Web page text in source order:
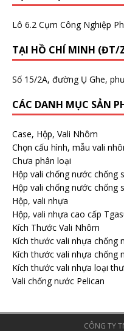
Lô 6.2 Cụm Công Nghiệp
TẠI HỒ CHÍ MINH (ĐT/
Số 15/2A, đường Ụ Ghe,
CÁC DANH MỤC SẢN
Case, Hộp, Vali Nhôm
Chọn cấu hình, mẫu vali
Chưa phân loại
Hộp vali chống nước chống
Hộp vali chống nước chống
Hộp, vali nhựa
Hộp, vali nhựa cao cấp
Kích Thước Vali Nhôm
Kích thước vali nhựa chống
Kích thước vali nhựa chống
Kích thước vali nhựa loại
Vali chống nước Pelican
CÔNG TY